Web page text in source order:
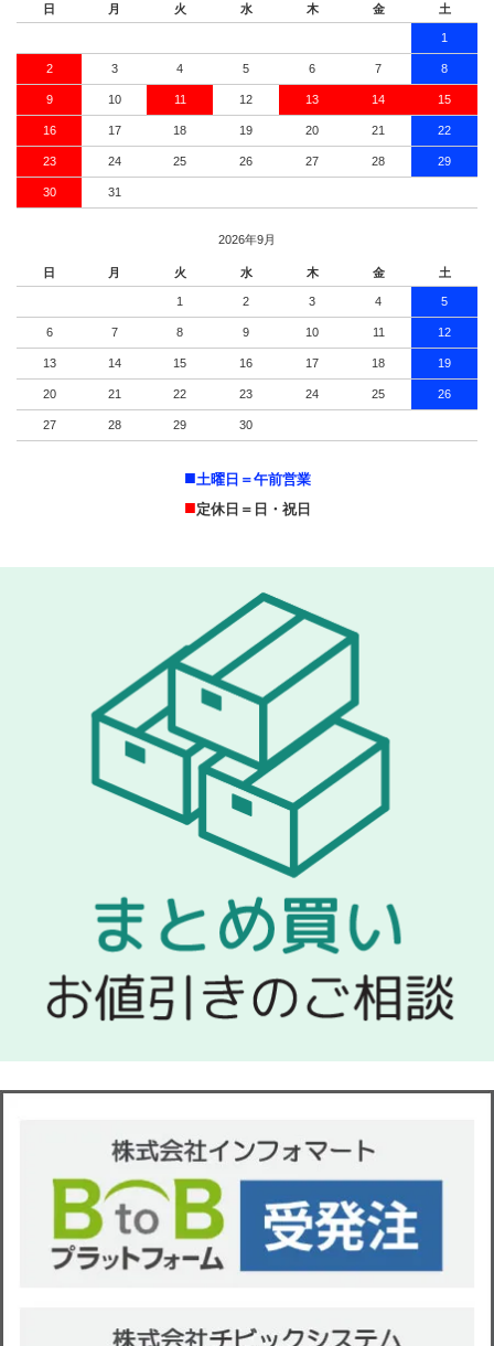
日 月 火 水 木 金 土
1
2 3 4 5 6 7 8
9 10 11 12 13 14 15
16 17 18 19 20 21 22
23 24 25 26 27 28 29
30 31
2026年9月
日 月 火 水 木 金 土
1 2 3 4 5
6 7 8 9 10 11 12
13 14 15 16 17 18 19
20 21 22 23 24 25 26
27 28 29 30
■土曜日＝午前営業
■定休日＝日・祝日